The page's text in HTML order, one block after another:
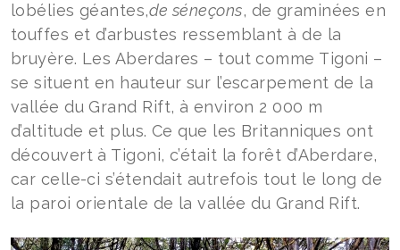
lobélies géantes,de séneçons, de graminées en
touffes et d’arbustes ressemblant à de la
bruyère. Les Aberdares – tout comme Tigoni –
se situent en hauteur sur l’escarpement de la
vallée du Grand Rift, à environ 2 000 m
d’altitude et plus. Ce que les Britanniques ont
découvert à Tigoni, c’était la forêt d’Aberdare,
car celle-ci s’étendait autrefois tout le long de
la paroi orientale de la vallée du Grand Rift.